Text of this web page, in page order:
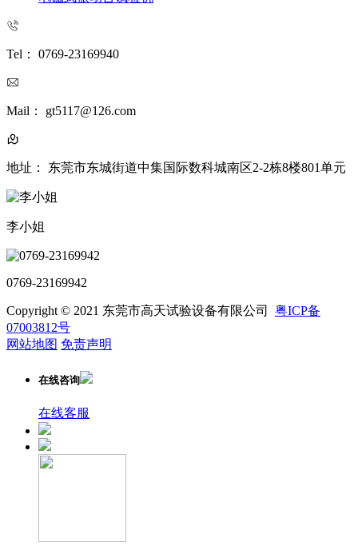
Tel： 0769-23169940
Mail： gt5117@126.com
地址： 东莞市东城街道中集国际数科城南区2-2栋8楼801单元
李小姐
0769-23169942
Copyright © 2021 东莞市高天试验设备有限公司 粤ICP备
07003812号
网站地图 免责声明
在线咨询
在线客服